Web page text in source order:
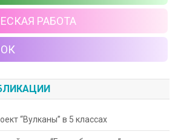
РАБОТА
“Вулканы” в 5 классах